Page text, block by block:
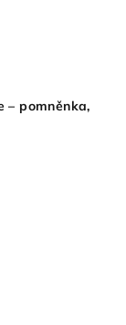
– pomněnka,